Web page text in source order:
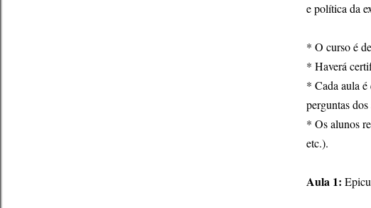
e política da
* O curso é
* Haverá
* Cada aula é
perguntas
* Os alunos
etc.).
Aula 1: